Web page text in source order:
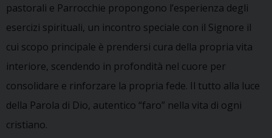
pastorali e Parrocchie propongono l’esperienza degli
esercizi spirituali, un incontro speciale con il Signore il
cui scopo principale è prendersi cura della propria vita
interiore, scendendo in profondità nel cuore per
consolidare e rinforzare la propria fede. Il tutto alla luce
della Parola di Dio, autentico “faro” nella vita di ogni
cristiano.